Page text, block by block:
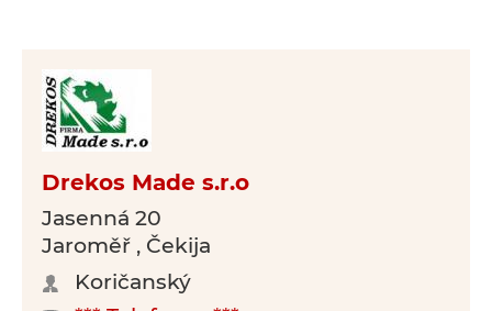
Drekos Made s.r.o
Jasenná 20
Jaroměř , Čekija
Koričanský